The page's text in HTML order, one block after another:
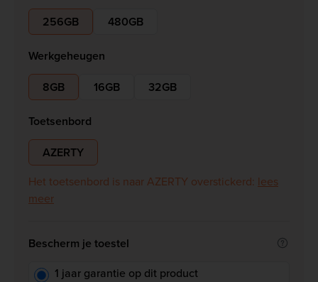
256GB
480GB
Werkgeheugen
8GB
16GB 32GB
Toetsenbord
AZERTY
Het toetsenbord is naar AZERTY overstickerd: lees
meer
Bescherm je toestel
1 jaar garantie op dit product